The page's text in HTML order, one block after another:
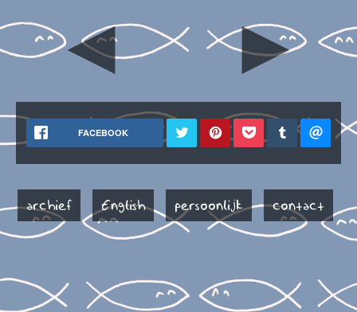
◄ ►
FACEBOOK
archief English persoonlijk contact